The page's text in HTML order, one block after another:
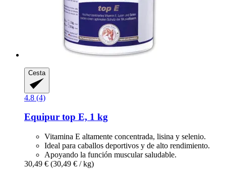
Cesta
4.8 (4)
Equipur top E, 1 kg
Vitamina E altamente concentrada, lisina y selenio.
Ideal para caballos deportivos y de alto rendimiento.
Apoyando la función muscular saludable.
30,49 € (30,49 € / kg)